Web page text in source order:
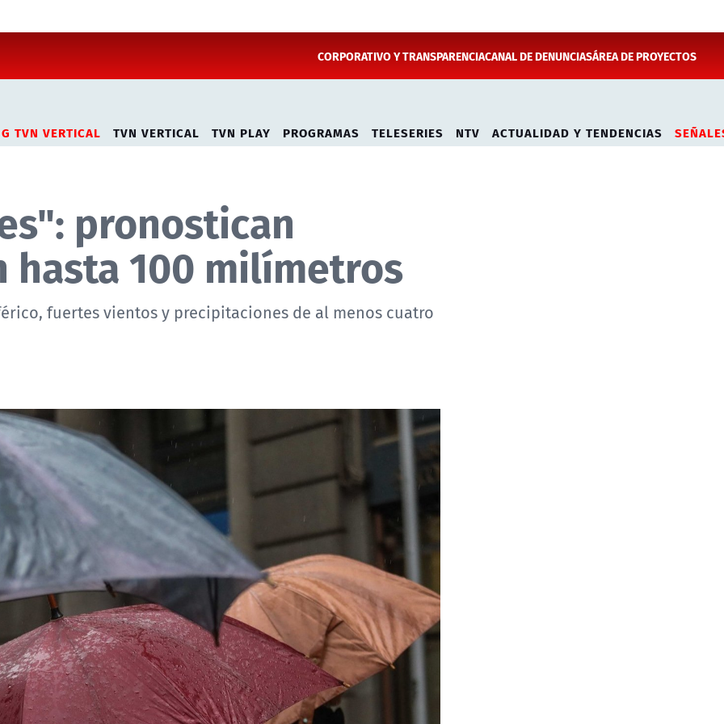
CORPORATIVO Y TRANSPARENCIACANAL DE DENUNCIASÁREA DE PROYECTOS
TVN VERTICAL TVN VERTICAL TVN PLAY PROGRAMAS TELESERIES NTV ACTUALIDAD Y TENDENCIAS
pronostican
100 milímetros
fuertes vientos y precipitaciones de al menos cuatro